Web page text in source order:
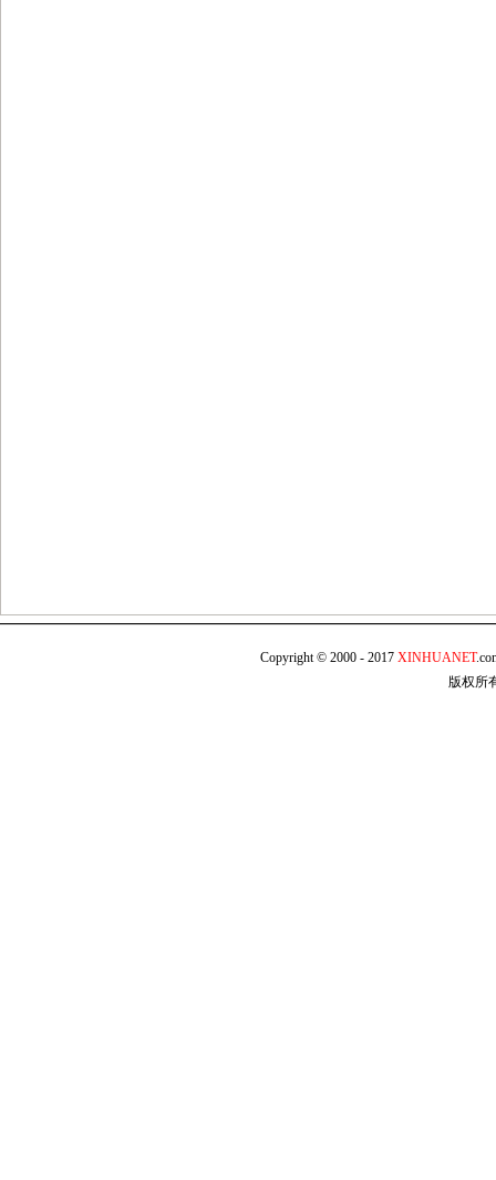
Copyright © 2000 - 2017 XINHUANET
版权所